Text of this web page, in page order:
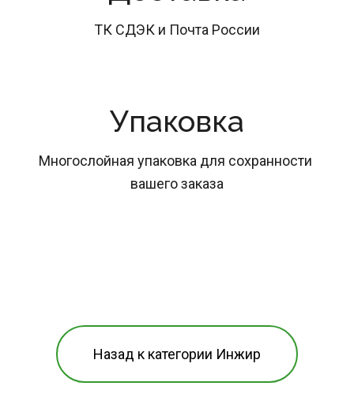
ТК СДЭК и Почта России
Упаковка
Многослойная упаковка для сохранности
вашего заказа
Назад к категории Инжир